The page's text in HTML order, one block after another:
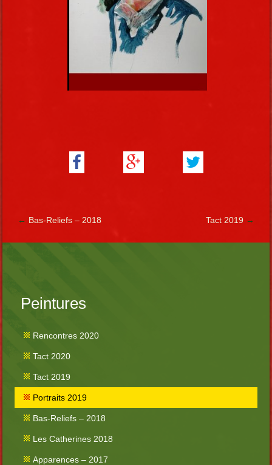
← Bas-Reliefs – 2018 Tact 2019→
Peintures
Rencontres 2020
Tact 2020
Tact 2019
Portraits 2019
Bas-Reliefs – 2018
Les Catherines 2018
Apparences – 2017